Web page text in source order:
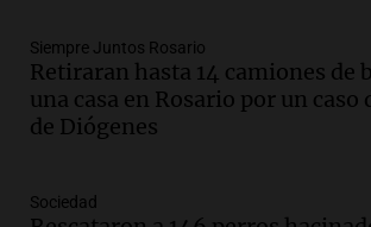
bonarda para disfrutar el fin
en Mendoza
Panorama Federal
Episodios
actividades para toda la
Siempre Juntos Rosario
Retiraran hasta 14 camiones de
una casa en Rosario por un caso
de Diógenes
Sociedad